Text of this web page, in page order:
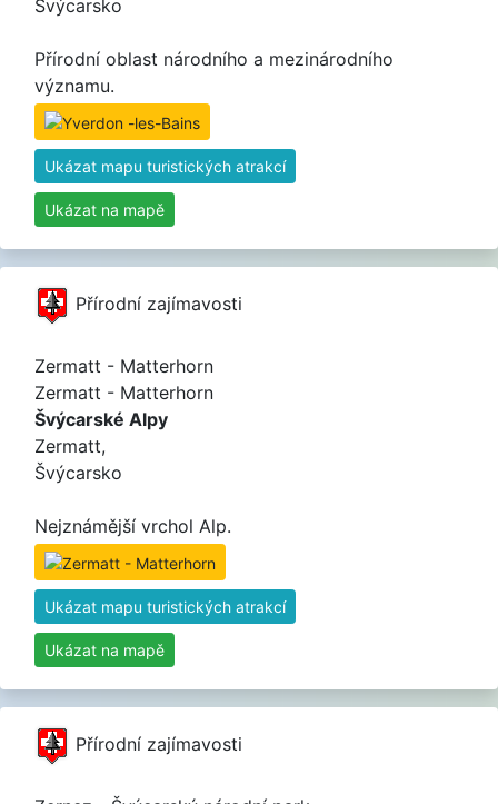
Švýcarsko
Přírodní oblast národního a mezinárodního
významu.
Ukázat mapu turistických atrakcí
Ukázat na mapě
Přírodní zajímavosti
Zermatt - Matterhorn
Zermatt - Matterhorn
Švýcarské Alpy
Zermatt,
Švýcarsko
Nejznámější vrchol Alp.
Ukázat mapu turistických atrakcí
Ukázat na mapě
Přírodní zajímavosti